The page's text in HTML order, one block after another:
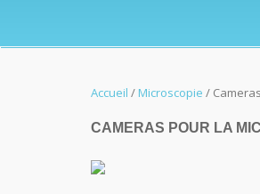
Accueil /Microscopie /
CAMERAS POUR LA